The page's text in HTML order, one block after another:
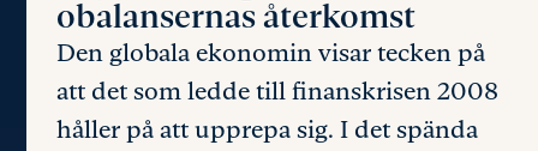
obalansernas återkomst
Den globala ekonomin visar tecken på
att det som ledde till finanskrisen 2008
håller på att upprepa sig. I det spända